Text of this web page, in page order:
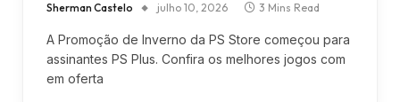
Sherman Castelo julho 10, 2026 3 Mins Read
A Promoção de Inverno da PS Store começou para
assinantes PS Plus. Confira os melhores jogos com
em oferta